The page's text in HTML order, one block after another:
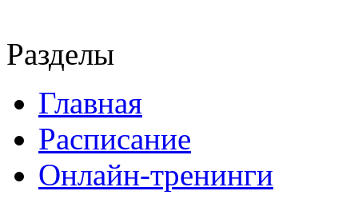
Разделы
Главная
Расписание
Онлайн-тренинги